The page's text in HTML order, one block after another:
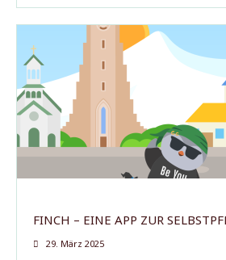
FINCH – EINE APP ZUR
29. März 2025